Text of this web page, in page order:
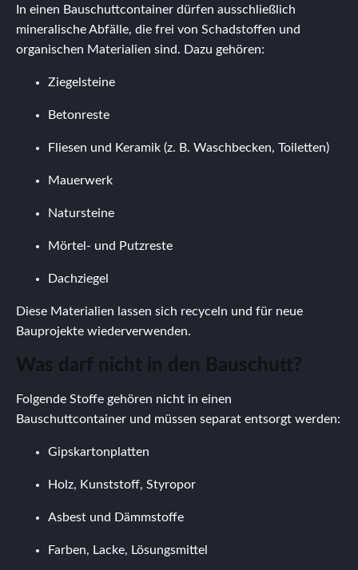
In einen Bauschuttcontainer dürfen ausschließlich
mineralische Abfälle, die frei von Schadstoffen und
organischen Materialien sind. Dazu gehören:
Ziegelsteine
Betonreste
Fliesen und Keramik (z. B. Waschbecken, Toiletten)
Mauerwerk
Natursteine
Mörtel- und Putzreste
Dachziegel
Diese Materialien lassen sich recyceln und für neue
Bauprojekte wiederverwenden.
Was darf nicht in den Bauschutt?
Folgende Stoffe gehören nicht in einen
Bauschuttcontainer und müssen separat entsorgt werden:
Gipskartonplatten
Holz, Kunststoff, Styropor
Asbest und Dämmstoffe
Farben, Lacke, Lösungsmittel